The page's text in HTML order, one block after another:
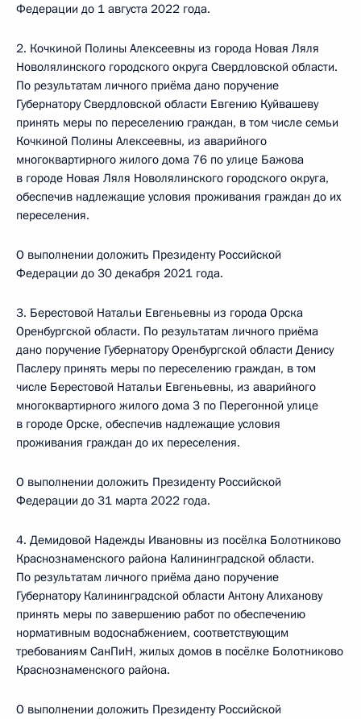
Федерации до 1 августа 2022 года.
2. Кочкиной Полины Алексеевны из города Новая Ляля
Новолялинского городского округа Свердловской области.
По результатам личного приёма дано поручение
Губернатору Свердловской области Евгению Куйвашеву
принять меры по переселению граждан, в том числе семьи
Кочкиной Полины Алексеевны, из аварийного
многоквартирного жилого дома 76 по улице Бажова
в городе Новая Ляля Новолялинского городского округа,
обеспечив надлежащие условия проживания граждан до их
переселения.
О выполнении доложить Президенту Российской
Федерации до 30 декабря 2021 года.
3. Берестовой Натальи Евгеньевны из города Орска
Оренбургской области. По результатам личного приёма
дано поручение Губернатору Оренбургской области Денису
Паслеру принять меры по переселению граждан, в том
числе Берестовой Натальи Евгеньевны, из аварийного
многоквартирного жилого дома 3 по Перегонной улице
в городе Орске, обеспечив надлежащие условия
проживания граждан до их переселения.
О выполнении доложить Президенту Российской
Федерации до 31 марта 2022 года.
4. Демидовой Надежды Ивановны из посёлка Болотниково
Краснознаменского района Калининградской области.
По результатам личного приёма дано поручение
Губернатору Калининградской области Антону Алиханову
принять меры по завершению работ по обеспечению
нормативным водоснабжением, соответствующим
требованиям СанПиН, жилых домов в посёлке Болотниково
Краснознаменского района.
О выполнении доложить Президенту Российской